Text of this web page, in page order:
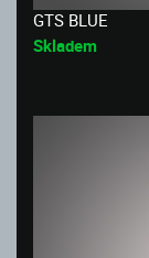
GTS BLUE
Skladem